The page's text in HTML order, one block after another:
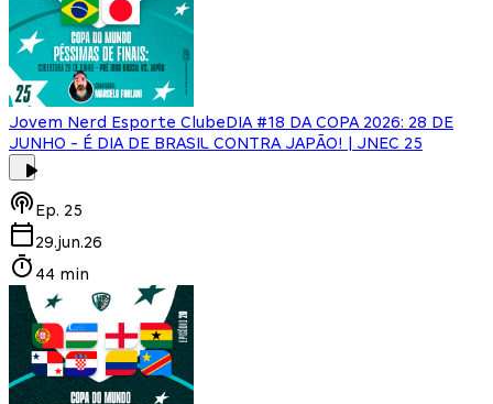
Jovem Nerd Esporte ClubeDIA #18 DA COPA 2026: 28 DE
JUNHO - É DIA DE BRASIL CONTRA JAPÃO! | JNEC 25
Ep. 25
29.jun.26
44 min